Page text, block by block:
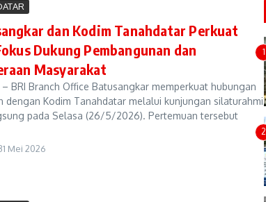
dan Kodim Tanahdatar Perkuat
Dukung Pembangunan dan
Masyarakat
BRI Branch Office Batusangkar memperkuat hubungan
dengan Kodim Tanahdatar melalui kunjungan silaturahmi
pada Selasa (26/5/2026). Pertemuan tersebut
Mei 2026
1
2